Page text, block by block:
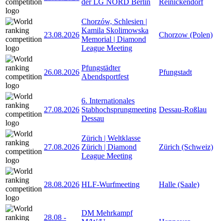
23.08.2026
Chorzów, Schlesien |
Kamila Skolimowska
Memorial | Diamond
League Meeting
Chorzow (Polen)
26.08.2026
Pfungstädter
Abendsportfest
Pfungstadt
27.08.2026
6. Internationales
Stabhochsprungmeeting
Dessau
Dessau-Roßlau
27.08.2026
Zürich | Weltklasse
Zürich | Diamond
League Meeting
Zürich (Schweiz)
28.08.2026 HLF-Wurfmeeting Halle (Saale)
28.08 -
DM Mehrkampf